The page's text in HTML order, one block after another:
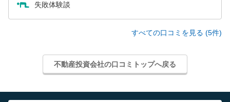
失敗体験談
すべての口コミを見る (5件)
不動産投資会社の口コミトップへ戻る